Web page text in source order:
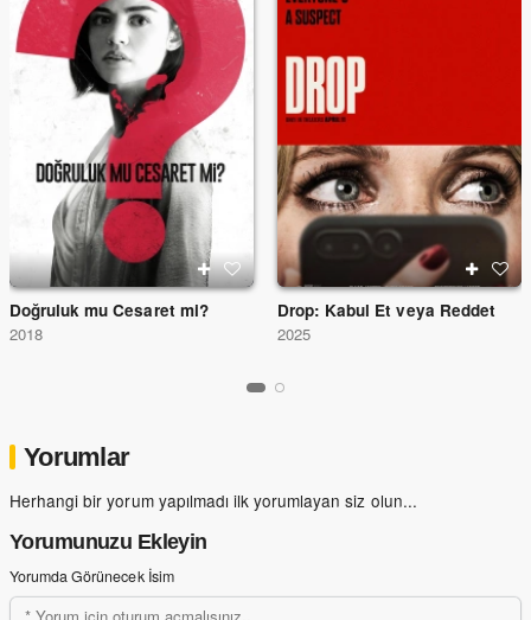
Doğruluk mu Cesaret mi?
2018
Drop: Kabul Et veya Reddet
2025
Yorumlar
Herhangi bir yorum yapılmadı ilk yorumlayan siz olun...
Yorumunuzu Ekleyin
Yorumda Görünecek İsim